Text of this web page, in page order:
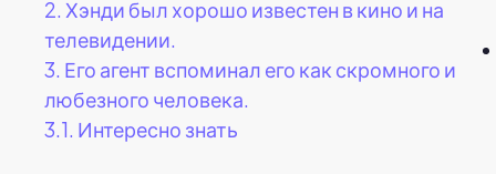
2. Хэнди был хорошо известен в кино и на
телевидении.
3. Его агент вспоминал его как скромного и
любезного человека.
3.1. Интересно знать